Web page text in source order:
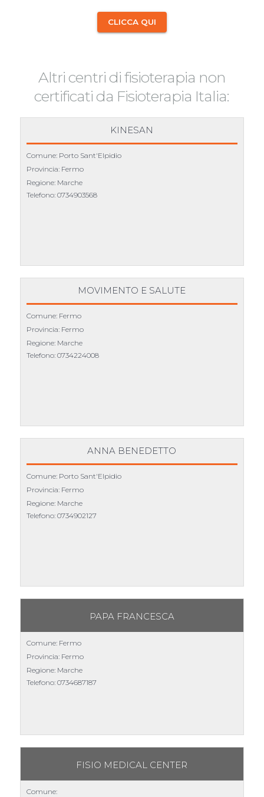
CLICCA QUI
Altri centri di fisioterapia non
certificati da Fisioterapia Italia:
KINESAN
Comune: Porto Sant'Elpidio
Provincia: Fermo
Regione: Marche
Telefono: 0734903568
MOVIMENTO E SALUTE
Comune: Fermo
Provincia: Fermo
Regione: Marche
Telefono: 0734224008
ANNA BENEDETTO
Comune: Porto Sant'Elpidio
Provincia: Fermo
Regione: Marche
Telefono: 0734902127
PAPA FRANCESCA
Comune: Fermo
Provincia: Fermo
Regione: Marche
Telefono: 0734687187
FISIO MEDICAL CENTER
Comune: